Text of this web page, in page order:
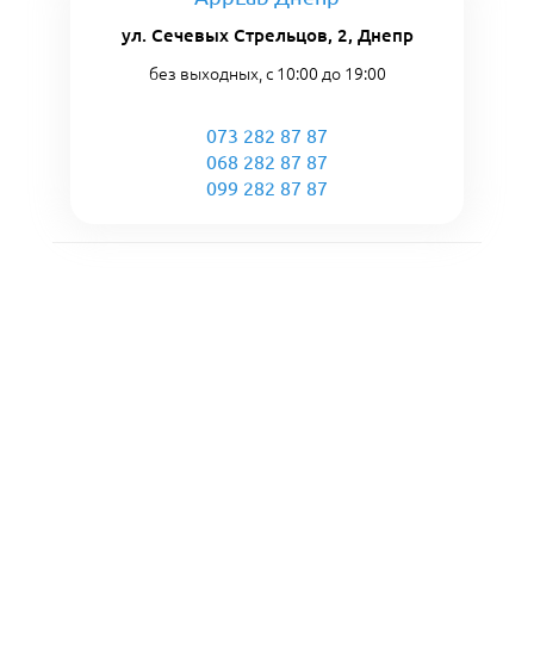
ул. Сечевых Стрельцов, 2, Днепр
без выходных, с 10:00 до 19:00
073 282 87 87
068 282 87 87
099 282 87 87